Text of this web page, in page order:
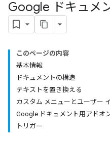
Google ドキュメ
このページの内容
基本情報
ドキュメントの構造
テキストを置き換える
カスタム メニューとユーザー
Google ドキュメント用アドオ
トリガー